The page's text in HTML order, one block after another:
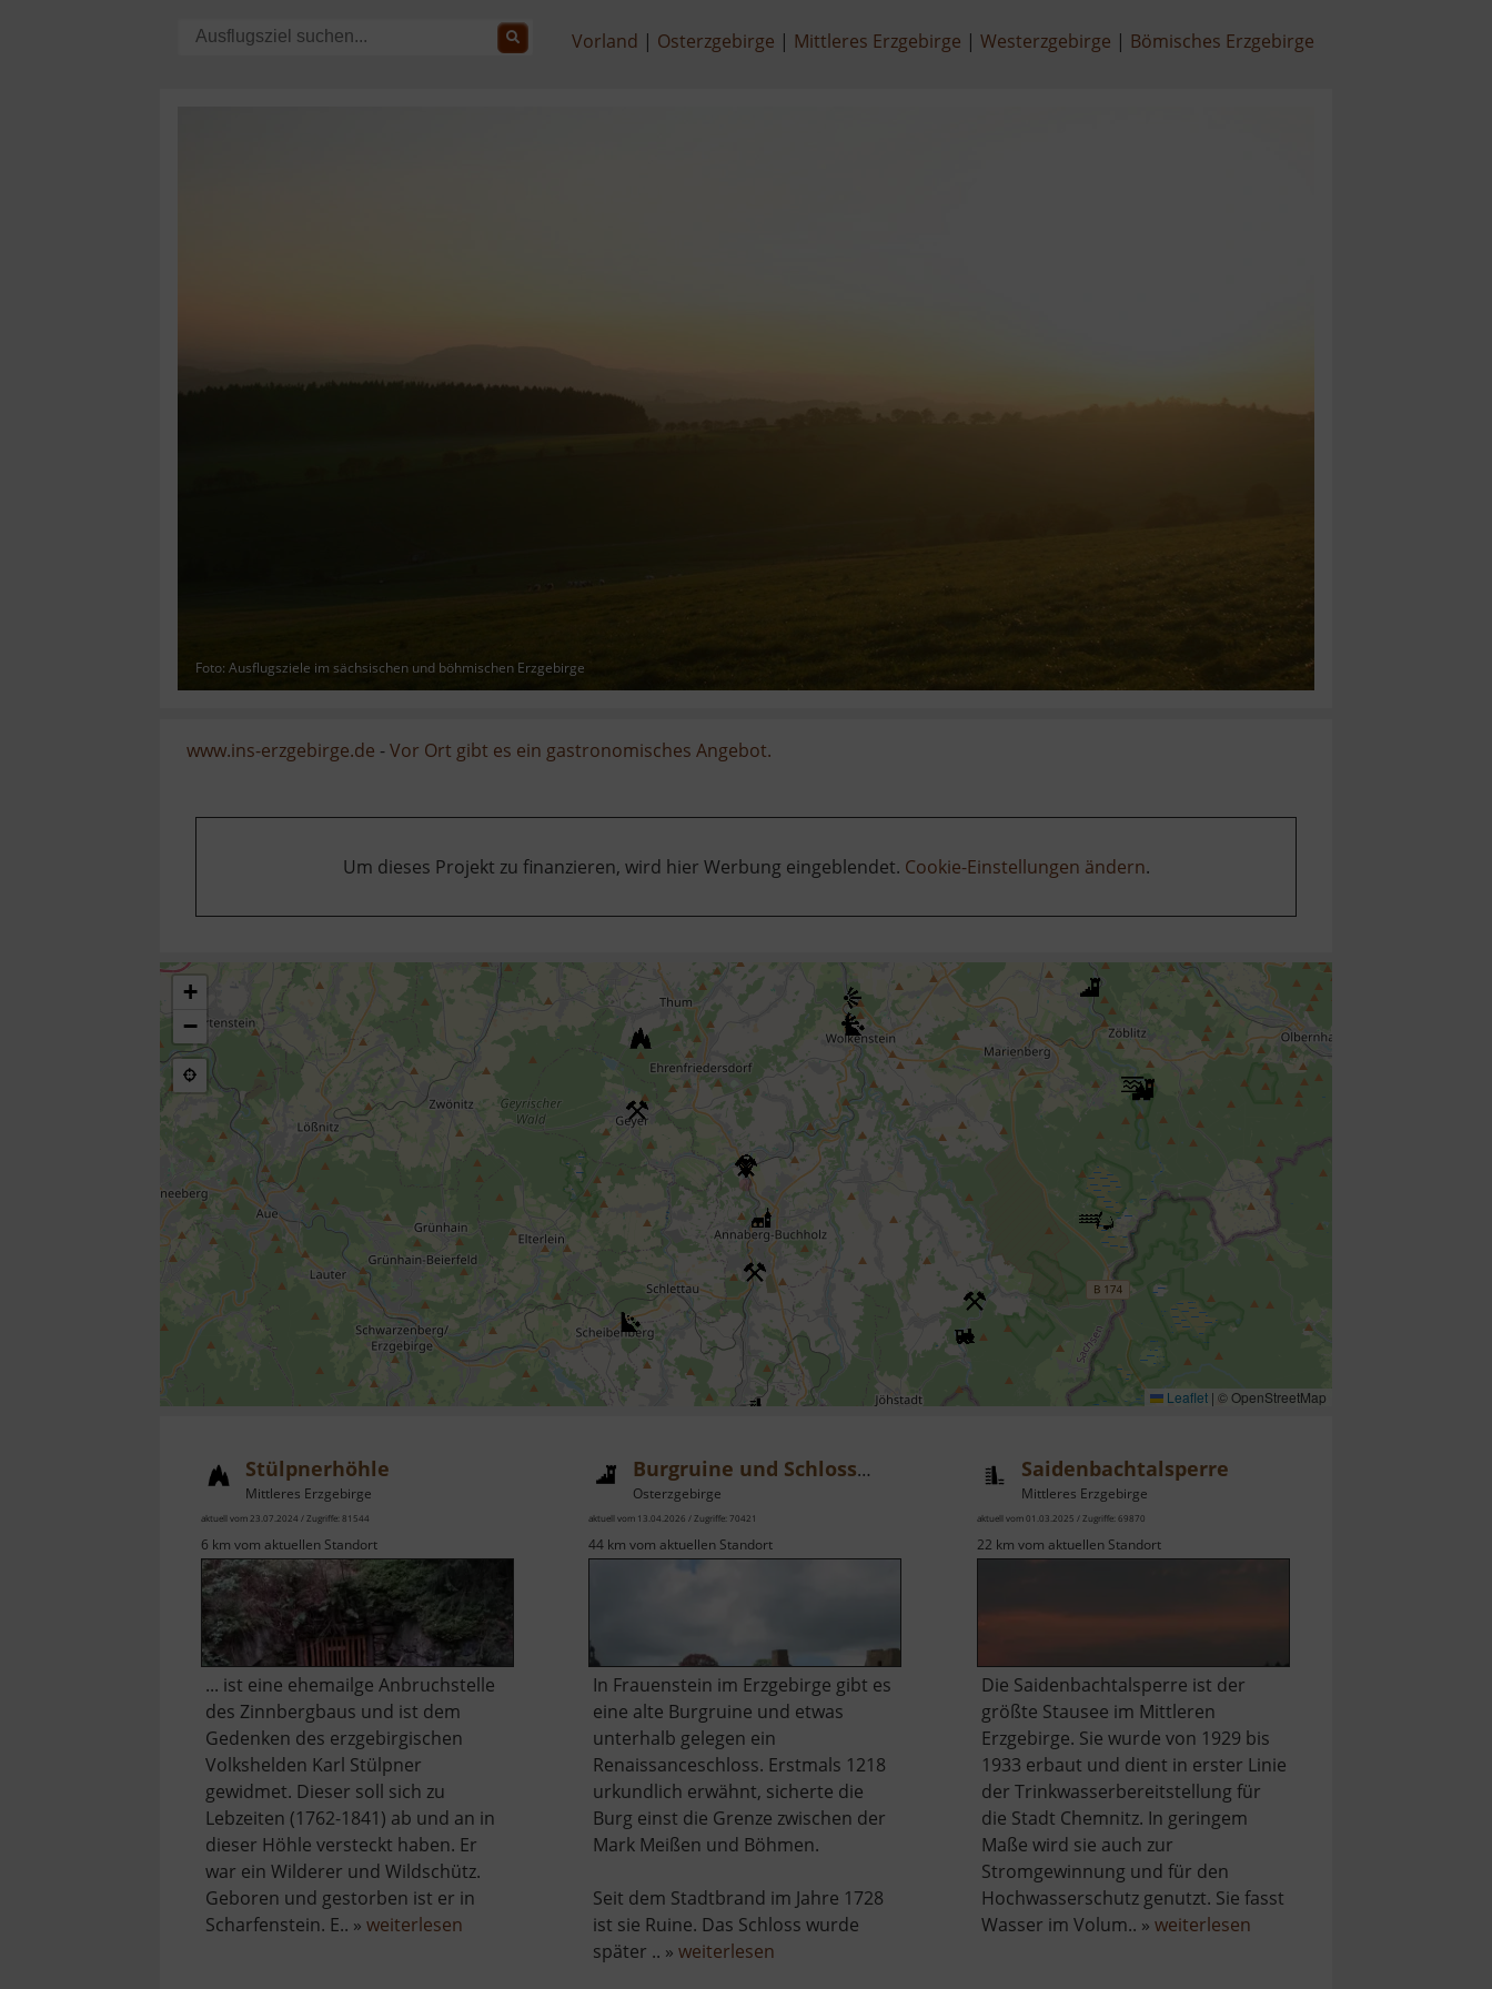
Vorland Osterzgebirge Mittleres Erzgebirge Westerzgebirge Bömisches Erzgebirge
Foto: Ausflugsziele im sächsischen und böhmischen Erzgebirge
www.ins-erzgebirge.de -Vor Ort gibt es ein gastronomisches Angebot.
Um dieses Projekt zu finanzieren, wird hier Werbung eingeblendet. Cookie-Einstellungen ändern.
+
−
Leaflet | © OpenStreetMap
Stülpnerhöhle
Mittleres Erzgebirge
aktuell vom 23.07.2024 / Zugriffe: 81544
6 km vom aktuellen Standort
... ist eine ehemailge Anbruchstelle
des Zinnbergbaus und ist dem
Gedenken des erzgebirgischen
Volkshelden Karl Stülpner
gewidmet. Dieser soll sich zu
Lebzeiten (1762-1841) ab und an in
dieser Höhle versteckt haben. Er
war ein Wilderer und Wildschütz.
Geboren und gestorben ist er in
Scharfenstein. E.. » weiterlesen
Burgruine und Schloss Frauenstein
Osterzgebirge
aktuell vom 13.04.2026 / Zugriffe: 70421
44 km vom aktuellen Standort
In Frauenstein im Erzgebirge gibt es
eine alte Burgruine und etwas
unterhalb gelegen ein
Renaissanceschloss. Erstmals 1218
urkundlich erwähnt, sicherte die
Burg einst die Grenze zwischen der
Mark Meißen und Böhmen.
Seit dem Stadtbrand im Jahre 1728
ist sie Ruine. Das Schloss wurde
später .. »weiterlesen
Saidenbachtalsperre
Mittleres Erzgebirge
aktuell vom 01.03.2025 / Zugriffe: 69870
22 km vom aktuellen Standort
Die Saidenbachtalsperre ist der
größte Stausee im Mittleren
Erzgebirge. Sie wurde von 1929 bis
1933 erbaut und dient in erster Linie
der Trinkwasserbereitstellung für
die Stadt Chemnitz. In geringem
Maße wird sie auch zur
Stromgewinnung und für den
Hochwasserschutz genutzt. Sie fasst
Wasser im Volum.. » weiterlesenüber